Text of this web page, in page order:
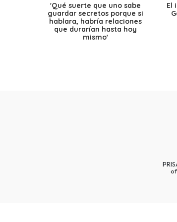
'Qué suerte que uno sabe
guardar secretos porque si
hablara, habría relaciones
que durarían hasta hoy
mismo'
El